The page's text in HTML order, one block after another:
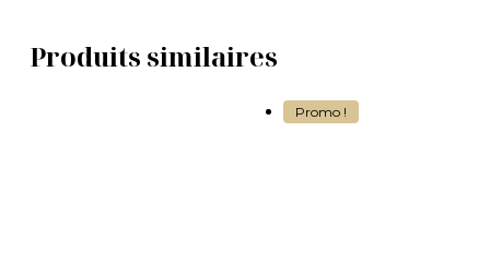
Produits similaires
Promo !